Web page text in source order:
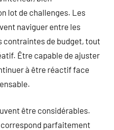
lot de challenges. Les
naviguer entre les
contraintes de budget, tout
Être capable de ajuster
à être réactif face
être considérables.
parfaitement